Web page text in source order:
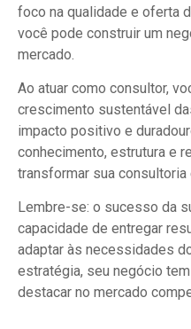
foco na qualidade e oferta
você pode construir um
mercado.
Ao atuar como consultor,
crescimento sustentável
impacto positivo e
conhecimento, estrutura e
transformar sua consultoria
Lembre-se: o sucesso da
capacidade de entregar
adaptar às necessidades
estratégia, seu negócio
destacar no mercado